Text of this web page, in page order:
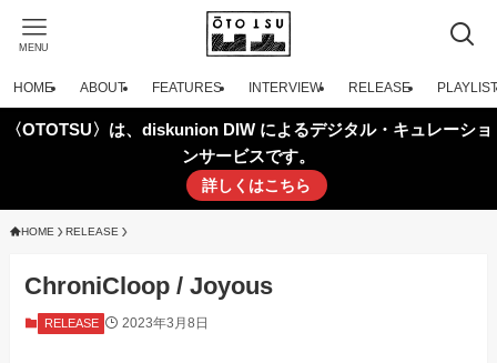
MENU
HOME ABOUT FEATURES INTERVIEW RELEASE PLAYLIST
〈OTOTSU〉は、diskunion DIW によるデジタル・キュレーショ
ンサービスです。
詳しくはこちら
HOME RELEASE
ChroniCloop / Joyous
RELEASE 2023年3月8日